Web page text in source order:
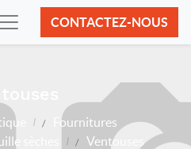
CONTACTEZ-NOUS
Fournitures
sèches
Ventouses